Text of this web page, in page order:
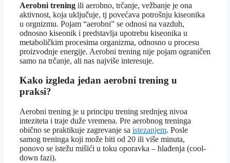
Aerobni trening ili aerobno, trčanje, vežbanje je ona
aktivnost, koja uključuje, tj povećava potrošnju kiseonika
u orgnizmu. Pojam “aerobni” se odnosi na vazduh,
odnosno kiseonik i predstavlja upotrebu kiseonika u
metaboličkim procesima organizma, odnosno u procesu
proizvodnje energije. Aerobni trening nije pojam ograničen
samo na trčanje, ali nas najviše interesuje.
Kako izgleda jedan aerobni trening u
praksi?
Aerobni trening je u principu trening srednjeg nivoa
inteziteta i traje duže vremena. Pre aerobnog treninga
obično se praktikuje zagrevanje sa istezanjem. Posle
samog treninga koji može biti od 20 ili više minuta,
ponovo se istežu mišići u toku oporavka – hlađenja (cool-
down fazi).